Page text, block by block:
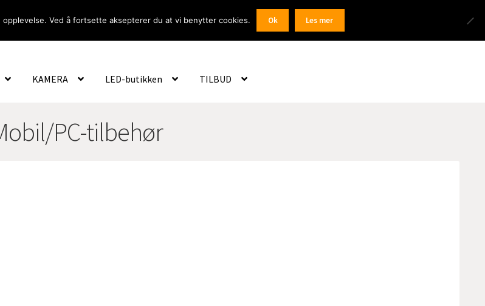
Om Oss Logg inn / Registrer
Products
search
KAMERA LED-butikken TILBUD
PC-tilbehør
Ved å fortsette aksepterer du at vi benytter cookies. Ok Les mer